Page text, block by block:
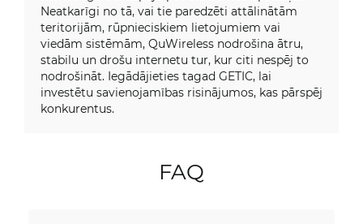
Neatkarīgi no tā, vai tie paredzēti attālinātām
teritorijām, rūpnieciskiem lietojumiem vai
viedām sistēmām, QuWireless nodrošina ātru,
stabilu un drošu internetu tur, kur citi nespēj to
nodrošināt. Iegādājieties tagad GETIC, lai
investētu savienojamības risinājumos, kas pārspēj
konkurentus.
FAQ